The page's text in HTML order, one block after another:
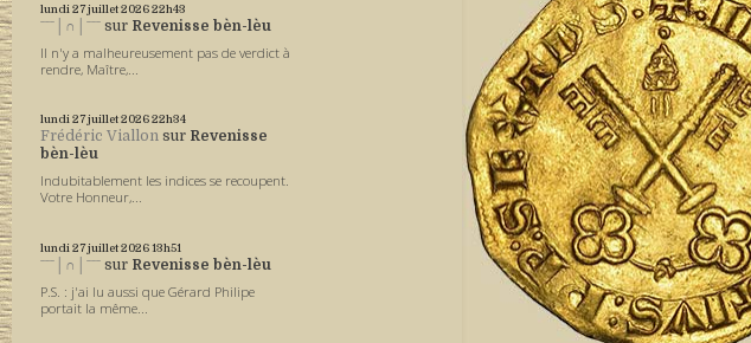
lundi 27juillet 2026 22h43
ˉˉˉ│∩│ˉˉˉ sur Revenisse bèn-lèu
Il n'y a malheureusement pas de verdict à
rendre, Maître,...
lundi 27juillet 2026 22h34
Frédéric Viallon sur Revenisse
bèn-lèu
Indubitablement les indices se recoupent.
Votre Honneur,...
lundi 27juillet 2026 13h51
ˉˉˉ│∩│ˉˉˉ sur Revenisse bèn-lèu
P.S. : j'ai lu aussi que Gérard Philipe
portait la même...